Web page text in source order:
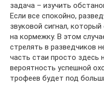
задача – изучить
Если все спокойно,
звуковой сигнал,
на кормежку. В этом
стрелять в разведчиков
часть стаи просто здесь
вероятность успешной
трофеев будет под